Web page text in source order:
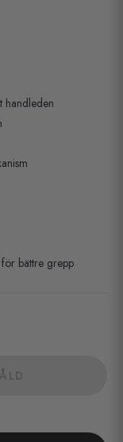
handleden
bättre grepp